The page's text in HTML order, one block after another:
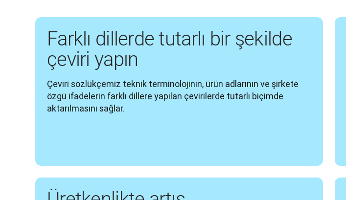
Farklı dillerde tutarlı bir şekilde
çeviri yapın
Çeviri sözlükçemiz teknik terminolojinin, ürün adlarının ve şirkete
özgü ifadelerin farklı dillere yapılan çevirilerde tutarlı biçimde
aktarılmasını sağlar.